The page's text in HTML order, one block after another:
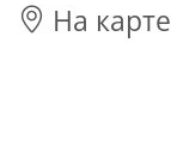
На карте